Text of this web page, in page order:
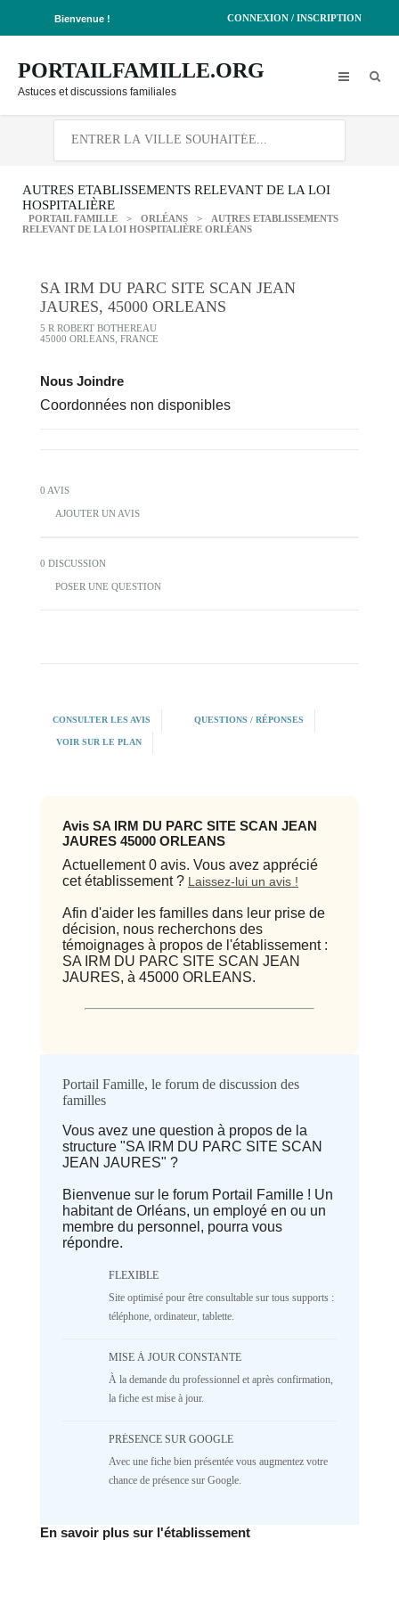
Bienvenue ! CONNEXION / INSCRIPTION
PORTAILFAMILLE.ORG
Astuces et discussions familiales
AUTRES ETABLISSEMENTS RELEVANT DE LA LOI
HOSPITALIÈRE
PORTAIL FAMILLE > ORLÉANS >
AUTRES ETABLISSEMENTS
RELEVANT DE LA LOI HOSPITALIÈRE ORLÉANS
SA IRM DU PARC SITE SCAN JEAN
JAURES, 45000 ORLEANS
5 R ROBERT BOTHEREAU
45000 ORLEANS, FRANCE
Nous Joindre
Coordonnées non disponibles
0 AVIS
AJOUTER UN AVIS
0 DISCUSSION
POSER UNE QUESTION
CONSULTER LES AVIS QUESTIONS / RÉPONSES
VOIR SUR LE PLAN
Avis SA IRM DU PARC SITE SCAN JEAN
JAURES 45000 ORLEANS
Actuellement 0 avis. Vous avez apprécié
cet établissement ? Laissez-lui un avis !
Afin d'aider les familles dans leur prise de
décision, nous recherchons des
témoignages à propos de l'établissement :
SA IRM DU PARC SITE SCAN JEAN
JAURES, à 45000 ORLEANS.
Avis
⭐ Qualité
Deprecated: implode(): Passing null to
parameter #1 ($separator) of type
array|string is deprecated in
/home/lepetitbz/portailfamille.org/lib/Cake/View/
5
1
NR
parameter #1 ($separator) of type
array|string is deprecated in
1687
1
NR
Deprecated: implode(): Passing null to
Portail Famille, le forum de discussion des
familles
Vous avez une question à propos de la
structure "SA IRM DU PARC SITE SCAN
JEAN JAURES" ?
Bienvenue sur le forum Portail Famille ! Un
habitant de Orléans, un employé en ou un
membre du personnel, pourra vous
répondre.
FLEXIBLE
Site optimisé pour être consultable sur tous supports :
téléphone, ordinateur, tablette.
MISE À JOUR CONSTANTE
À la demande du professionnel et après confirmation,
la fiche est mise à jour.
PRÉSENCE SUR GOOGLE
Avec une fiche bien présentée vous augmentez votre
chance de présence sur Google.
En savoir plus sur l'établissement